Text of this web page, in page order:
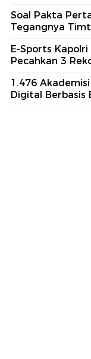
Soal Pakta
Tegangnya
E-Sports
Pecahkan 3
1.476
Digital Berbasis